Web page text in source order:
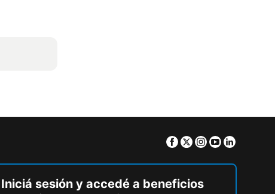
Facebook
TwitterInstagram
Youtube
Iniciá sesión y accedé a beneficios